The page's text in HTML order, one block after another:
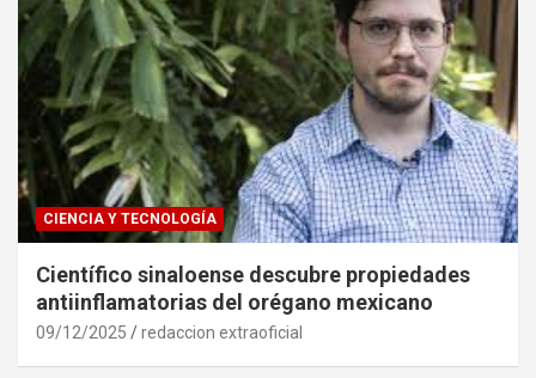
CIENCIA Y TECNOLOGÍA
Científico sinaloense descubre propiedades
antiinflamatorias del orégano mexicano
09/12/2025 redaccion extraoficial